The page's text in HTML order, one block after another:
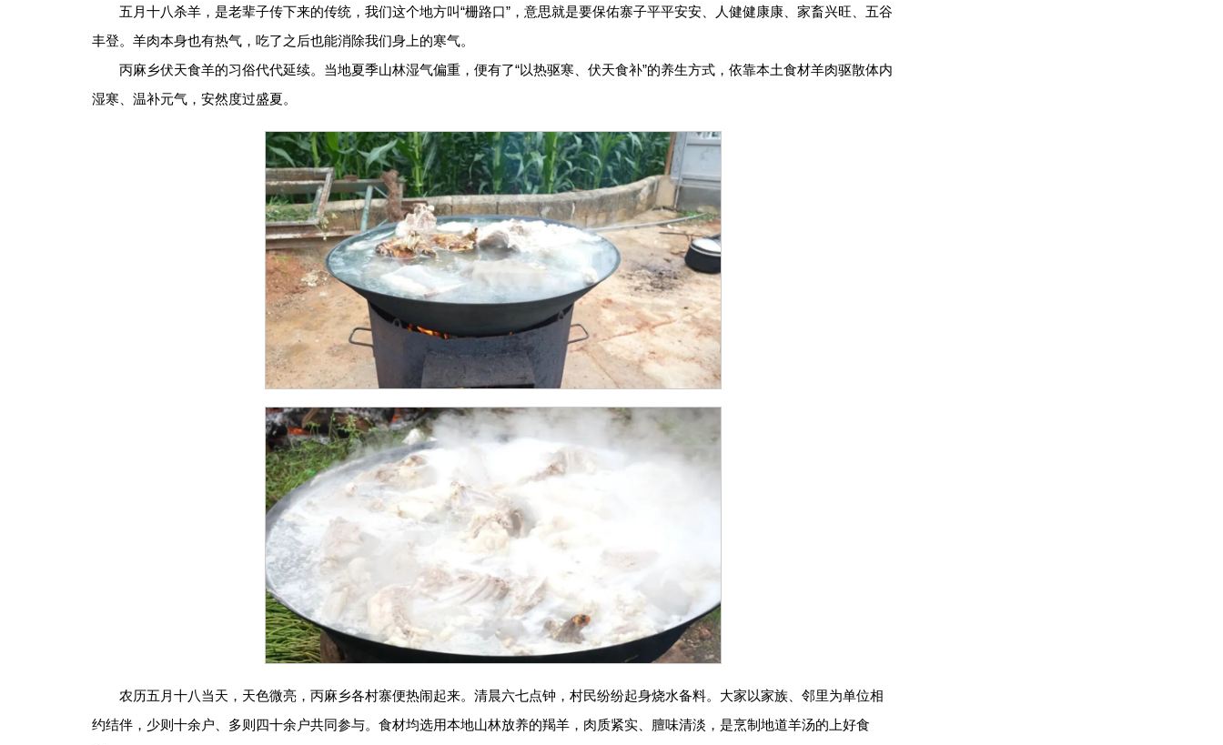
五月十八杀羊，是老辈子传下来的传统，我们这个地方叫“栅路口”，意思就是要保佑寨子平平安安、人健健康康、家畜兴旺、五谷
丰登。羊肉本身也有热气，吃了之后也能消除我们身上的寒气。
丙麻乡伏天食羊的习俗代代延续。当地夏季山林湿气偏重，便有了“以热驱寒、伏天食补”的养生方式，依靠本土食材羊肉驱散体内
湿寒、温补元气，安然度过盛夏。
农历五月十八当天，天色微亮，丙麻乡各村寨便热闹起来。清晨六七点钟，村民纷纷起身烧水备料。大家以家族、邻里为单位相
约结伴，少则十余户、多则四十余户共同参与。食材均选用本地山林放养的羯羊，肉质紧实、膻味清淡，是烹制地道羊汤的上好食